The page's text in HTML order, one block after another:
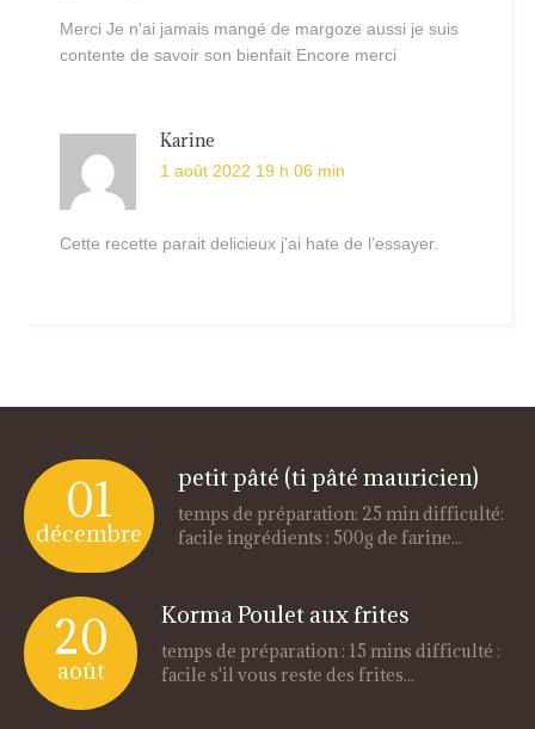
Merci Je n'ai jamais mangé de margoze aussi je suis
contente de savoir son bienfait Encore merci
Karine
1 août 2022 19 h 06 min
Cette recette parait delicieux j’ai hate de l’essayer.
01
décembre
petit pâté (ti pâté mauricien)
temps de préparation: 25 min difficulté:
facile ingrédients : 500g de farine...
20
août
Korma Poulet aux frites
temps de préparation : 15 mins difficulté :
facile s'il vous reste des frites...